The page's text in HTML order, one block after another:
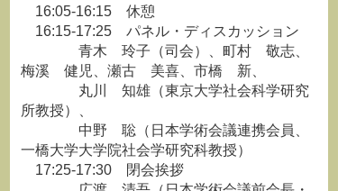
16:05-16:15 休憩
16:15-17:25 パネル・ディスカッション
青木 玲子（司会）、町村 敬志、
梅溪 健児、瀬古 美喜、市橋 新、
丸川 知雄（東京大学社会科学研究
所教授）、
中野 聡（日本学術会議連携会員、
一橋大学大学院社会学研究科教授）
17:25-17:30 閉会挨拶